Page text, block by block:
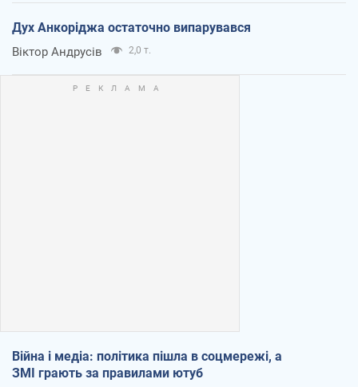
Дух Анкоріджа остаточно випарувався
Віктор Андрусів 2,0 т.
Війна і медіа: політика пішла в соцмережі, а
ЗМІ грають за правилами ютуб